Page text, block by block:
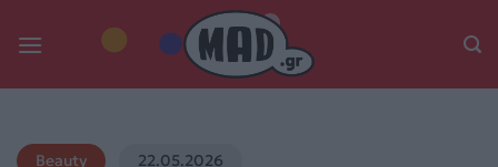
Beauty 22.05.2026